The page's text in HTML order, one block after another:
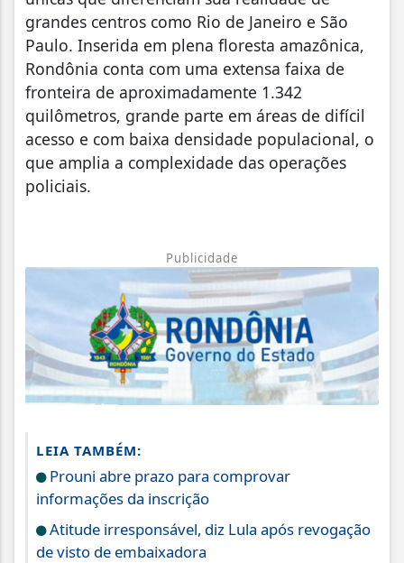
grandes centros como Rio de Janeiro e São
Paulo. Inserida em plena floresta amazônica,
Rondônia conta com uma extensa faixa de
fronteira de aproximadamente 1.342
quilômetros, grande parte em áreas de difícil
acesso e com baixa densidade populacional, o
que amplia a complexidade das operações
policiais.
Publicidade
LEIA TAMBÉM:
Prouni abre prazo para comprovar
informações da inscrição
Atitude irresponsável, diz Lula após revogação
de visto de embaixadora